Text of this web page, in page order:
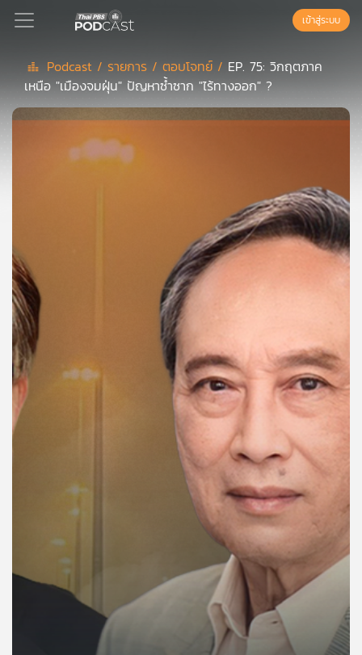
Podcast
เพล
ย์
ลิ
สต์
ของ
คุณ
เพลง
กิจกรรม
เข้าสู่ระบบ
Podcast / รายการ /ตอบโจทย์ / EP. 75: วิกฤตภาค
เหนือ "เมืองจมฝุ่น" ปัญหาซ้ำซาก "ไร้ทางออก" ?